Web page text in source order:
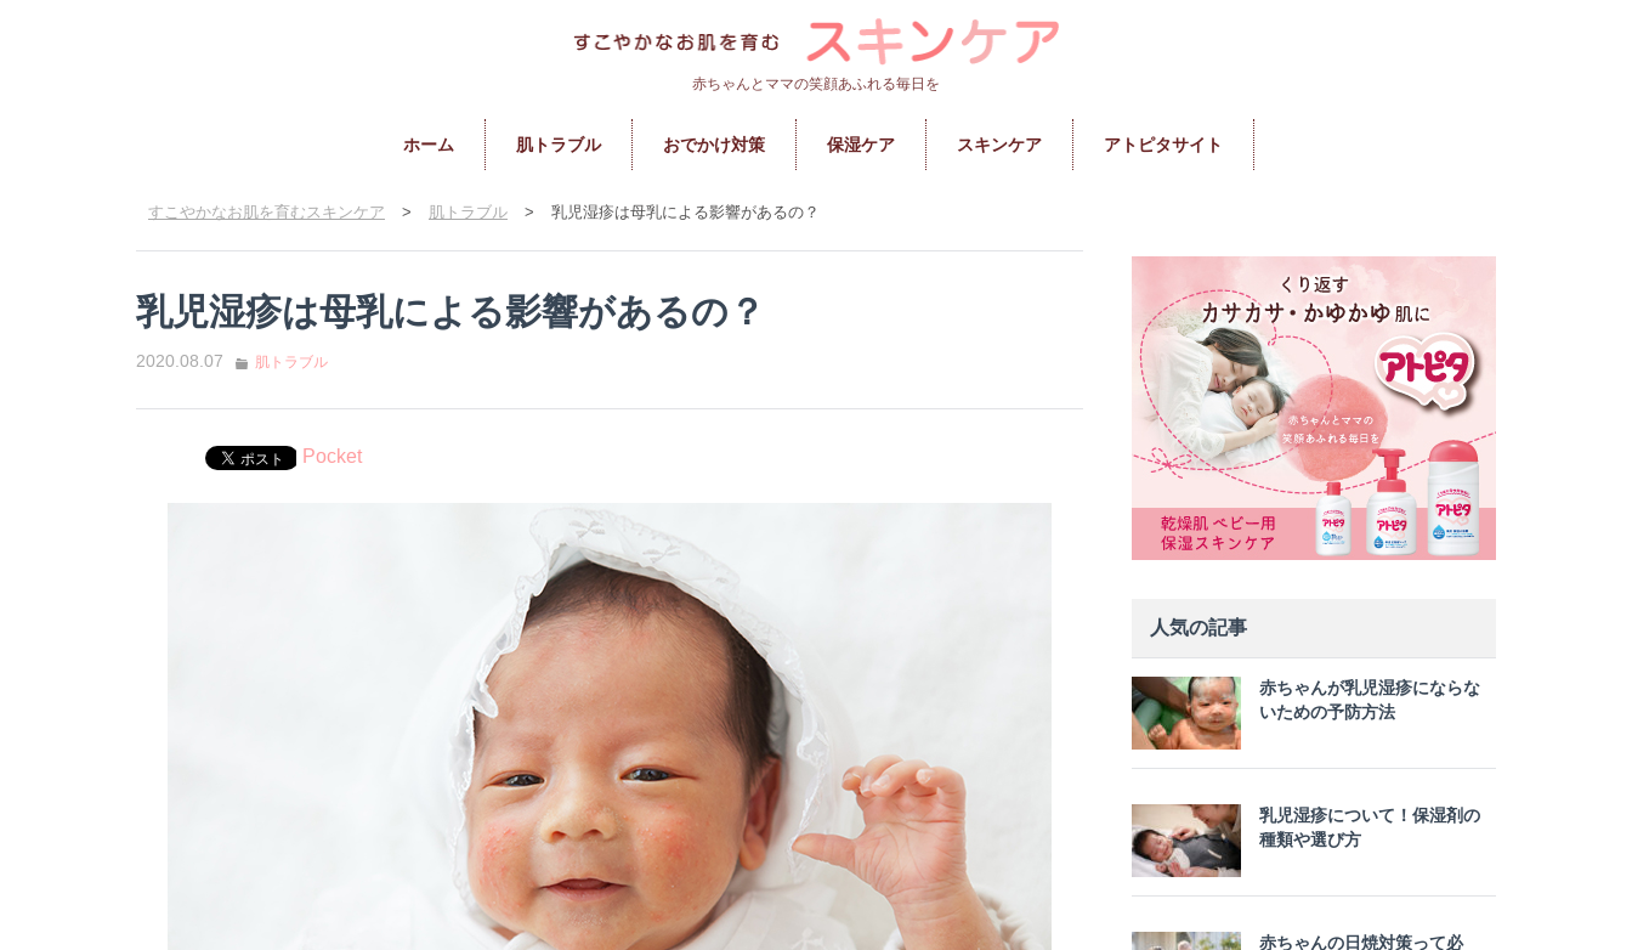
赤ちゃんとママの笑顔あふれる毎日を
ホーム 肌トラブル おでかけ対策 保湿ケア スキンケア アトピタサイト
すこやかなお肌を育むスキンケア > 肌トラブル > 乳児湿疹は母乳による影響があるの？
乳児湿疹は母乳による影響があるの？
2020.08.07 肌トラブル
Pocket
人気の記事
赤ちゃんが乳児湿疹にならな
いための予防方法
乳児湿疹について！保湿剤の
種類や選び方
赤ちゃんの日焼対策って必